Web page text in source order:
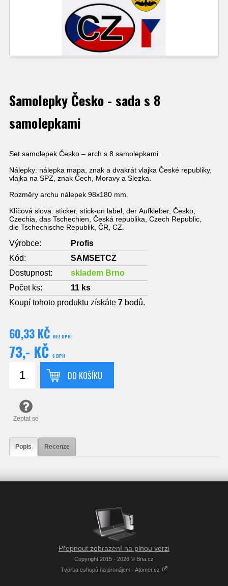
Samolepky Česko - sada s 8
samolepkami
Set samolepek Česko – arch s 8 samolepkami.
Nálepky: nálepka mapa, znak a dvakrát vlajka České republiky,
vlajka na SPZ, znak Čech, Moravy a Slezka.
Rozměry archu nálepek 98x180 mm.
Klíčová slova: sticker, stick-on label, der Aufkleber, Česko,
Czechia, das Tschechien, Česká republika, Czech Republic,
die Tschechische Republik, ČR, CZ.
Výrobce:
Profis
Kód:
SAMSETCZ
Dostupnost:
skladem Brno
Počet ks:
11 ks
Koupí tohoto produktu získáte 7 bodů.
60,33 KČ BEZ DPH
73,- KČ S DPH
DO KOŠÍKU
Zeptat se
Popis Recenze
Přepnout zobrazení na plnou verzi
Copyright 2015 - 2026 © Bria.cz
Tvorba eshopů na pronájem - Atomer.cz